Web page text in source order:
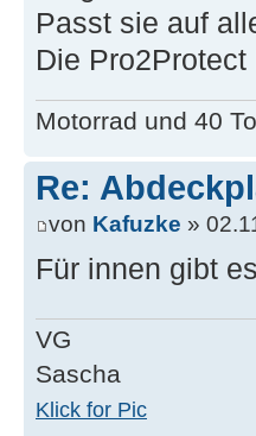
Passt sie auf
Die Pro2Protect
Motorrad und 40
Re:
von Kafuzke »
Für innen gibt
VG
Sascha
Klick for Pic